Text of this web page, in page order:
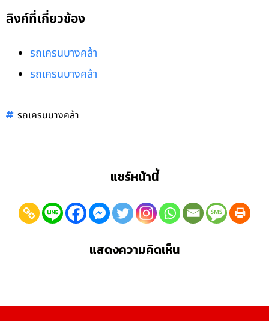
ลิงก์ที่เกี่ยวข้อง
รถเครนบางคล้า
รถเครนบางคล้า
รถเครนบางคล้า
แชร์หน้านี้
แสดงความคิดเห็น